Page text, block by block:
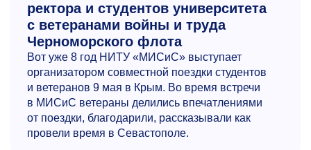
ректора и студентов университета
с ветеранами войны и труда
Черноморского флота
Вот уже 8 год НИТУ «МИСиС» выступает
организатором совместной поездки студентов
и ветеранов 9 мая в Крым. Во время встречи
в МИСиС ветераны делились впечатлениями
от поездки, благодарили, рассказывали как
провели время в Севастополе.